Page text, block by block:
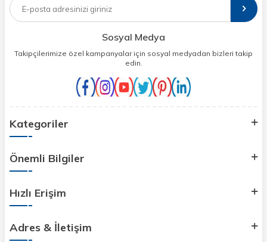
Sosyal Medya
Takipçilerimize özel kampanyalar için sosyal medyadan bizleri takip
edin.
Kategoriler
Önemli Bilgiler
Hızlı Erişim
Adres & İletişim